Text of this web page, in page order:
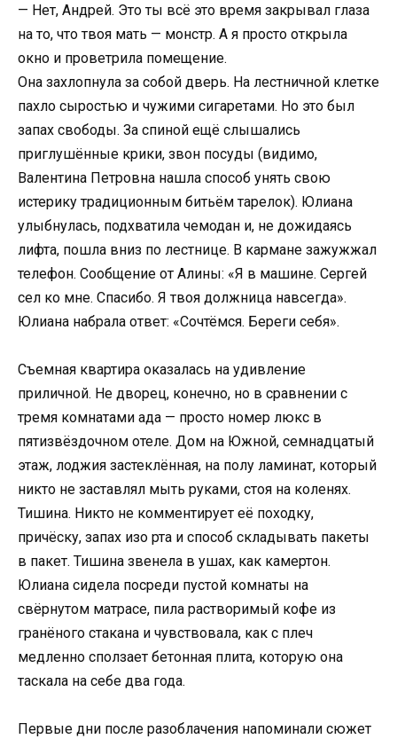
— Нет, Андрей. Это ты всё это время закрывал глаза
на то, что твоя мать — монстр. А я просто открыла
окно и проветрила помещение.
Она захлопнула за собой дверь. На лестничной клетке
пахло сыростью и чужими сигаретами. Но это был
запах свободы. За спиной ещё слышались
приглушённые крики, звон посуды (видимо,
Валентина Петровна нашла способ унять свою
истерику традиционным битьём тарелок). Юлиана
улыбнулась, подхватила чемодан и, не дожидаясь
лифта, пошла вниз по лестнице. В кармане зажужжал
телефон. Сообщение от Алины: «Я в машине. Сергей
сел ко мне. Спасибо. Я твоя должница навсегда».
Юлиана набрала ответ: «Сочтёмся. Береги себя».
Съемная квартира оказалась на удивление
приличной. Не дворец, конечно, но в сравнении с
тремя комнатами ада — просто номер люкс в
пятизвёздочном отеле. Дом на Южной, семнадцатый
этаж, лоджия застеклённая, на полу ламинат, который
никто не заставлял мыть руками, стоя на коленях.
Тишина. Никто не комментирует её походку,
причёску, запах изо рта и способ складывать пакеты
в пакет. Тишина звенела в ушах, как камертон.
Юлиана сидела посреди пустой комнаты на
свёрнутом матрасе, пила растворимый кофе из
гранёного стакана и чувствовала, как с плеч
медленно сползает бетонная плита, которую она
таскала на себе два года.
Первые дни после разоблачения напоминали сюжет